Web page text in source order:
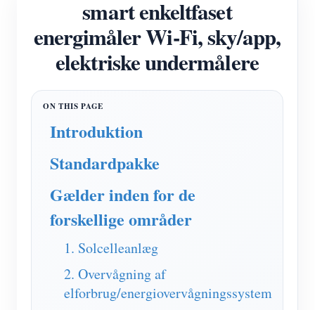
Trefaset Wi-Fi energimåler (WEM3046T)
Trefaset Wi-Fi-energimåler (WEM3050T)
IAMMETER Cloud Pro
Self-hosting service
EV oplader
Virtuel måler
Ansøgninger
Solar PV System Energimonitor
butik
smart enkeltfaset
energimåler Wi-Fi, sky/app,
elektriske undermålere
Introduktion
Standardpakke
Gælder inden for de
forskellige områder
1. Solcelleanlæg
2. Overvågning af
elforbrug/energiovervågningssystem